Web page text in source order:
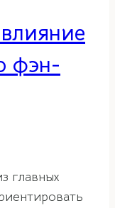
фэн-
главных